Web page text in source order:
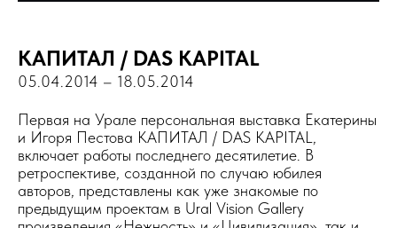
КАПИТАЛ / DAS KAPITAL
05.04.2014 – 18.05.2014
Первая на Урале персональная выставка Екатерины
и Игоря Пестова КАПИТАЛ / DAS KAPITAL,
включает работы последнего десятилетие. В
ретроспективе, созданной по случаю юбилея
авторов, представлены как уже знакомые по
предыдущим проектам в Ural Vision Gallery